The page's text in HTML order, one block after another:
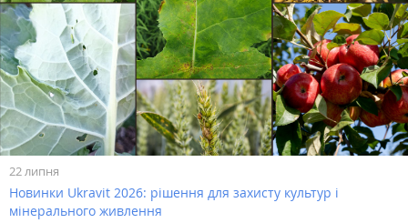
22 липня
Новинки Ukravit 2026: рішення для захисту культур і
мінерального живлення